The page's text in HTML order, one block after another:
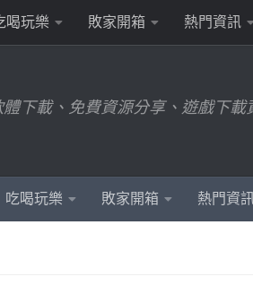
喝玩樂 敗家開箱 熱門資訊
下載、免費資源分享、遊戲下載
吃喝玩樂 敗家開箱 熱門資